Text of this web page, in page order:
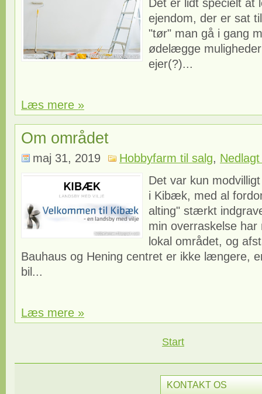
Det er lidt specielt at
ejendom, der er sat
"tør" man gå i gang
ødelægge
ejer(?)...
Læs mere »
Om området
maj 31, 2019 Hobbyfarm til salg,
Det var kun
i Kibæk, med al
alting" stærkt
min overraskelse
lokal området, og
Bauhaus og Hening centret er ikke længere,
bil...
Læs mere »
Start
KONTAKT OS